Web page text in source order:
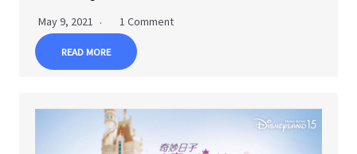
May 9, 2021 1 Comment
READ MORE